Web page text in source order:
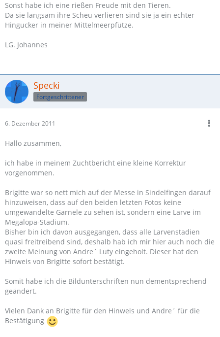
Sonst habe ich eine rießen Freude mit den Tieren.
Da sie langsam ihre Scheu verlieren sind sie ja ein echter
Hingucker in meiner Mittelmeerpfütze.
LG. Johannes
Specki
Fortgeschrittener
6. Dezember 2011
Hallo zusammen,
ich habe in meinem Zuchtbericht eine kleine Korrektur
vorgenommen.
Brigitte war so nett mich auf der Messe in Sindelfingen darauf
hinzuweisen, dass auf den beiden letzten Fotos keine
umgewandelte Garnele zu sehen ist, sondern eine Larve im
Megalopa-Stadium.
Bisher bin ich davon ausgegangen, dass alle Larvenstadien
quasi freitreibend sind, deshalb hab ich mir hier auch noch die
zweite Meinung von Andre´ Luty eingeholt. Dieser hat den
Hinweis von Brigitte sofort bestätigt.
Somit habe ich die Bildunterschriften nun dementsprechend
geändert.
Vielen Dank an Brigitte für den Hinweis und Andre´ für die
Bestätigung